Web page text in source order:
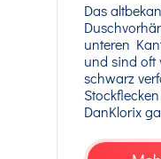
Das
unteren
und sind oft
schwarz
DanKlorix